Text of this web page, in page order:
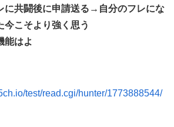
に共闘後に申請送る→自分のフレにな
今こそより強く思う
能はよ
test/read.cgi/hunter/1773888544/